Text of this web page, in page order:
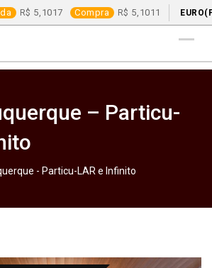
5,1017 Compra 5,1011
– Particu-
- Particu-LAR e Infinito